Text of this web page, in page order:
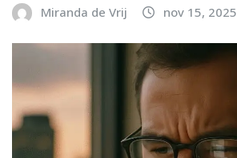
Miranda de Vrij nov 15, 2025